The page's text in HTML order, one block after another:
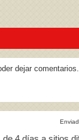
dejar comentarios.